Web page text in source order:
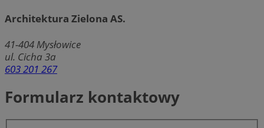
Architektura Zielona AS.
41-404 Mysłowice
ul. Cicha 3a
603 201 267
Formularz kontaktowy